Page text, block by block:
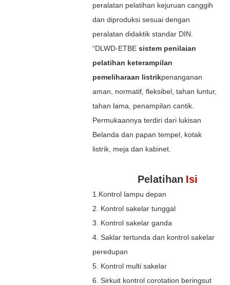
peralatan pelatihan kejuruan canggih
dan diproduksi sesuai dengan
peralatan didaktik standar DIN.
“DLWD-ETBE sistem penilaian
pelatihan keterampilan
pemeliharaan listrikpenanganan
aman, normatif, fleksibel, tahan luntur,
tahan lama, penampilan cantik.
Permukaannya terdiri dari lukisan
Belanda dan papan tempel, kotak
listrik, meja dan kabinet.
Pelatihan Isi
1.Kontrol lampu depan
2. Kontrol sakelar tunggal
3. Kontrol sakelar ganda
4. Saklar tertunda dan kontrol sakelar
peredupan
5. Kontrol multi sakelar
6. Sirkuit kontrol corotation beringsut